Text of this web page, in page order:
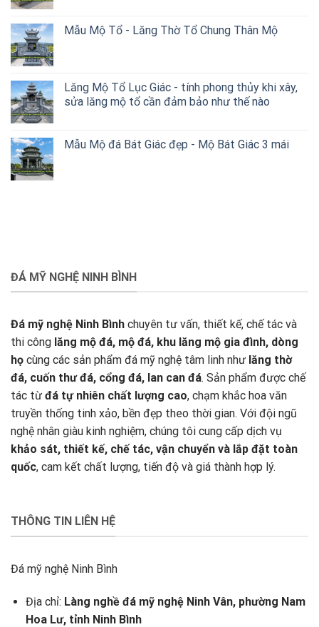
Mẫu Mộ Tổ - Lăng Thờ Tổ Chung Thân Mộ
Lăng Mộ Tổ Lục Giác - tính phong thủy khi xây,
sửa lăng mộ tổ cần đảm bảo như thế nào
Mẫu Mộ đá Bát Giác đẹp - Mộ Bát Giác 3 mái
ĐÁ MỸ NGHỆ NINH BÌNH
Đá mỹ nghệ Ninh Bình chuyên tư vấn, thiết kế, chế tác và
thi công lăng mộ đá, mộ đá, khu lăng mộ gia đình, dòng
họ cùng các sản phẩm đá mỹ nghệ tâm linh như lăng thờ
đá, cuốn thư đá, cổng đá, lan can đá. Sản phẩm được chế
tác từ đá tự nhiên chất lượng cao, chạm khắc hoa văn
truyền thống tinh xảo, bền đẹp theo thời gian. Với đội ngũ
nghệ nhân giàu kinh nghiệm, chúng tôi cung cấp dịch vụ
khảo sát, thiết kế, chế tác, vận chuyển và lắp đặt toàn
quốc, cam kết chất lượng, tiến độ và giá thành hợp lý.
THÔNG TIN LIÊN HỆ
Đá mỹ nghệ Ninh Bình
Địa chỉ: Làng nghề đá mỹ nghệ Ninh Vân, phường Nam
Hoa Lư, tỉnh Ninh Bình